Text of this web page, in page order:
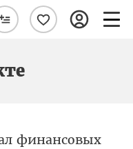
финансовых